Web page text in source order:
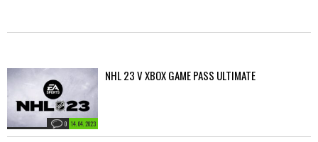
14. 04. 2023
0
NHL 23 V XBOX GAME PASS ULTIMATE